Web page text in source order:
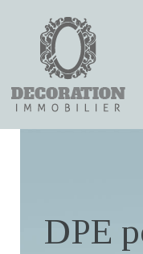
DPE